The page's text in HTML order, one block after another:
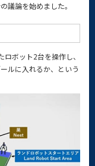
議論を始めました。
ボット2台を操作し、
ルに入れるか、という